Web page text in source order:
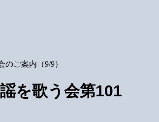
ご案内（9/9）
を歌う会第101